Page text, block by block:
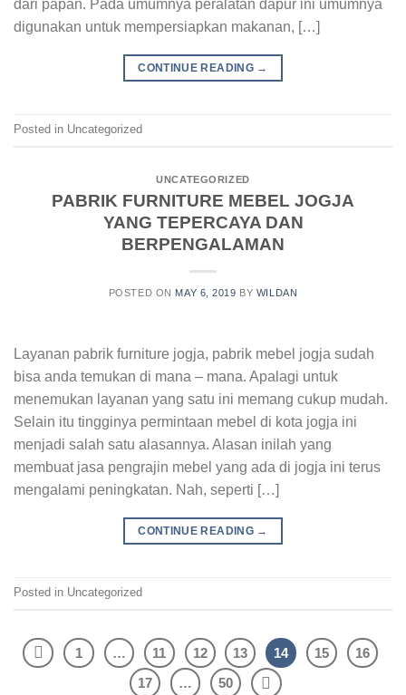
dari papan. Pada umumnya peralatan dapur ini umumnya
digunakan untuk mempersiapkan makanan, […]
CONTINUE READING →
Posted in Uncategorized
UNCATEGORIZED
PABRIK FURNITURE MEBEL JOGJA
YANG TEPERCAYA DAN
BERPENGALAMAN
POSTED ON MAY 6, 2019 BY WILDAN
Layanan pabrik furniture jogja, pabrik mebel jogja sudah
bisa anda temukan di mana – mana. Apalagi untuk
menemukan layanan yang satu ini memang cukup mudah.
Selain itu tingginya permintaan mebel di kota jogja ini
menjadi salah satu alasannya. Alasan inilah yang
membuat jasa pengrajin mebel yang ada di jogja ini terus
mengalami peningkatan. Nah, seperti […]
CONTINUE READING →
Posted in Uncategorized
1 … 11 12 13 14 15
16
17
… 50